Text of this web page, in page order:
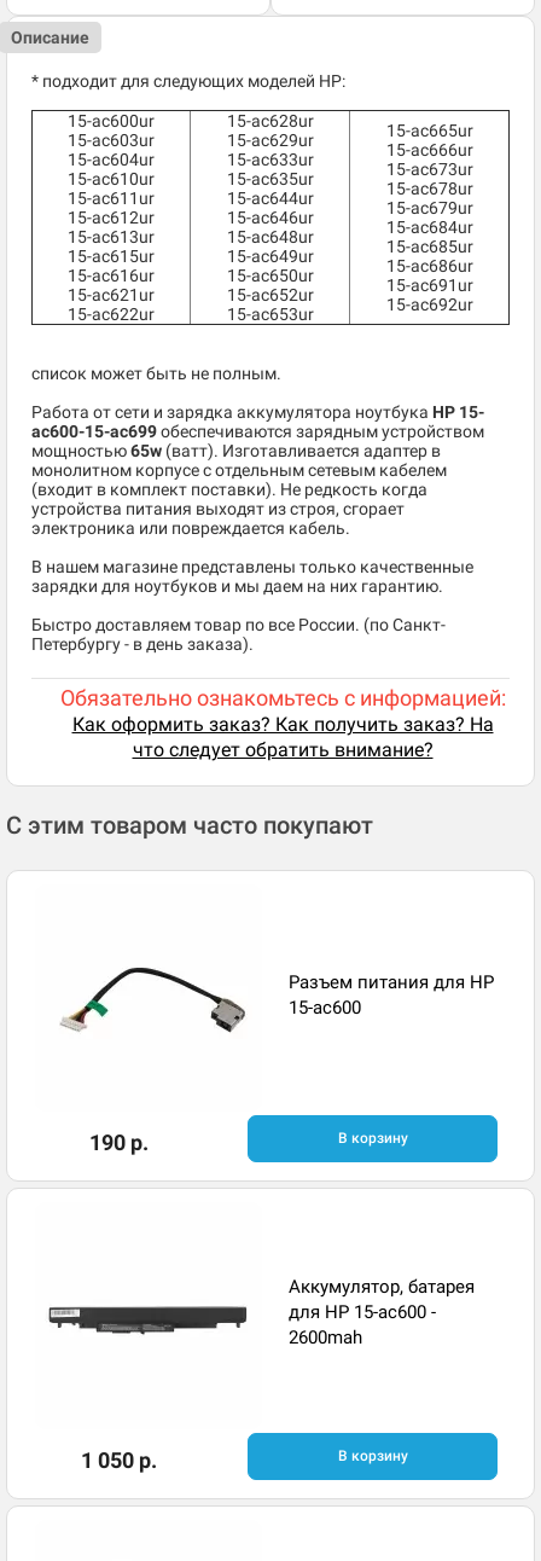
Описание
* подходит для следующих моделей HP:
15-ac600ur
15-ac603ur
15-ac604ur
15-ac610ur
15-ac611ur
15-ac612ur
15-ac613ur
15-ac615ur
15-ac616ur
15-ac621ur
15-ac622ur
15-ac628ur
15-ac629ur
15-ac633ur
15-ac635ur
15-ac644ur
15-ac646ur
15-ac648ur
15-ac649ur
15-ac650ur
15-ac652ur
15-ac653ur
15-ac665ur
15-ac666ur
15-ac673ur
15-ac678ur
15-ac679ur
15-ac684ur
15-ac685ur
15-ac686ur
15-ac691ur
15-ac692ur
список может быть не полным.
Работа от сети и зарядка аккумулятора ноутбука HP 15-
ac600-15-ac699обеспечиваются зарядным устройством
мощностью65w (ватт). Изготавливается адаптер в
монолитном корпусе с отдельным сетевым кабелем
(входит в комплект поставки). Не редкость когда
устройства питания выходят из строя, сгорает
электроника или повреждается кабель.
В нашем магазине представлены только качественные
зарядки для ноутбуков и мы даем на них гарантию.
Быстро доставляем товар по все России. (по Санкт-
Петербургу - в день заказа).
Обязательно ознакомьтесь с информацией:
Как оформить заказ? Как получить заказ? На
что следует обратить внимание?
С этим товаром часто покупают
Разъем питания для HP
15-ac600
190 р. В корзину
Аккумулятор, батарея
для HP 15-ac600 -
2600mah
1 050 р. В корзину